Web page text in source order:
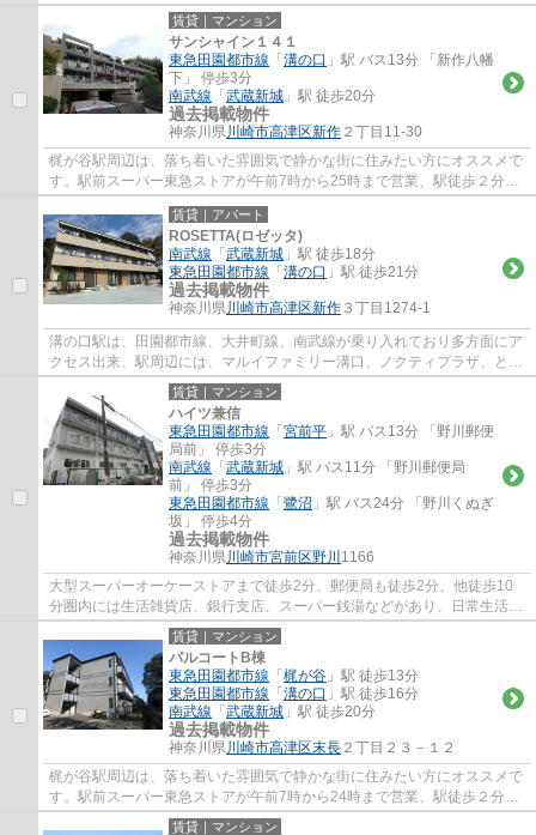
沼、宮前平、武蔵中原、武蔵小杉にもバスが運...
賃貸｜マンション
サンシャイン１４１
東急田園都市線 「 溝の口 」駅 バス13分 「新作八幡
下」 停歩3分
南武線 「 武蔵新城 」駅 徒歩20分
過去掲載物件
神奈川県川崎市高津区新作 ２丁目11-30
梶が谷駅周辺は、落ち着いた雰囲気で静かな街に住みたい方にオススメで
す。駅前スーパー東急ストアが午前7時から25時まで営業、駅徒歩２分の
高津郵便局は、高津区の本局で不在時の荷物...
賃貸｜アパート
ROSETTA(ロゼッタ)
南武線 「 武蔵新城 」駅 徒歩18分
東急田園都市線 「 溝の口 」駅 徒歩21分
過去掲載物件
神奈川県川崎市高津区新作 ３丁目1274-1
溝の口駅は、田園都市線、大井町線、南武線が乗り入れており多方面にア
クセス出来、駅周辺には、マルイファミリー溝口、ノクティプラザ、とい
ったデパートやレストラン街、イトーヨー...
賃貸｜マンション
ハイツ兼信
東急田園都市線 「 宮前平 」駅 バス13分 「野川郵便
局前」 停歩3分
南武線 「 武蔵新城 」駅 バス11分 「野川郵便局
前」 停歩3分
東急田園都市線 「 鷺沼 」駅 バス24分 「野川くぬぎ
坂」 停歩4分
過去掲載物件
神奈川県川崎市宮前区野川 1166
大型スーパーオーケーストアまで徒歩2分、郵便局も徒歩2分、他徒歩10
分圏内には生活雑貨店、銀行支店、スーパー銭湯などがあり、日常生活に
便利な立地です。最寄りのバス停までは徒歩3...
賃貸｜マンション
パルコートB棟
東急田園都市線 「 梶が谷 」駅 徒歩13分
東急田園都市線 「 溝の口 」駅 徒歩16分
南武線 「 武蔵新城 」駅 徒歩20分
過去掲載物件
神奈川県川崎市高津区末長 ２丁目２３－１２
梶が谷駅周辺は、落ち着いた雰囲気で静かな街に住みたい方にオススメで
す。駅前スーパー東急ストアが午前7時から24時まで営業、駅徒歩２分の
高津郵便局は、高津区の本局で不在時の荷物...
賃貸｜マンション